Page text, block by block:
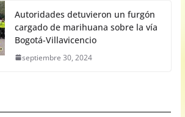
Autoridades detuvieron un furgón
cargado de marihuana sobre la vía
Bogotá-Villavicencio
septiembre 30, 2024